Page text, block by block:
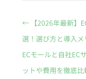
← 【2026年最新】
選！選び方と導入
ECモールと自社EC
ットや費用を徹底比